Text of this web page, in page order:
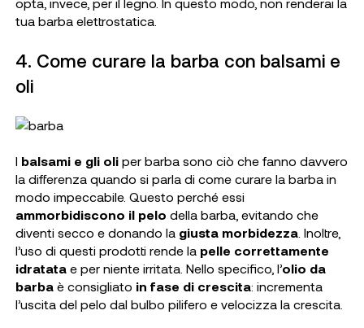
tua barba elettrostatica.
4. Come curare la barba con balsami e
oli
I balsami e gli oliper barba sono ciò che fanno davvero
la differenza quando si parla di come curare la barba in
modo impeccabile. Questo perché essi
ammorbidiscono il pelo della barba, evitando che
diventi secco e donando lagiusta morbidezza. Inoltre,
l’uso di questi prodotti rende lapelle correttamente
idratatae per niente irritata. Nello specifico, l’olio da
barbaè consigliato in fase di crescita: incrementa
l’uscita del pelo dal bulbo pilifero e velocizza la crescita.